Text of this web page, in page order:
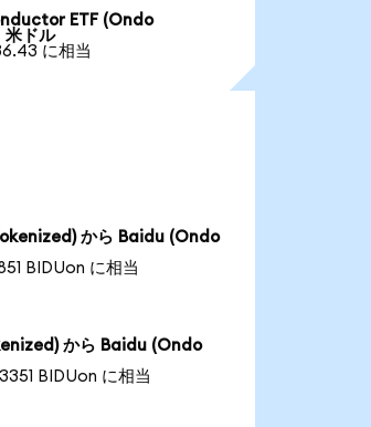
ETF (Ondo
米ドル
に相当
から Baidu (Ondo
BIDUon に相当
から Baidu (Ondo
BIDUon に相当